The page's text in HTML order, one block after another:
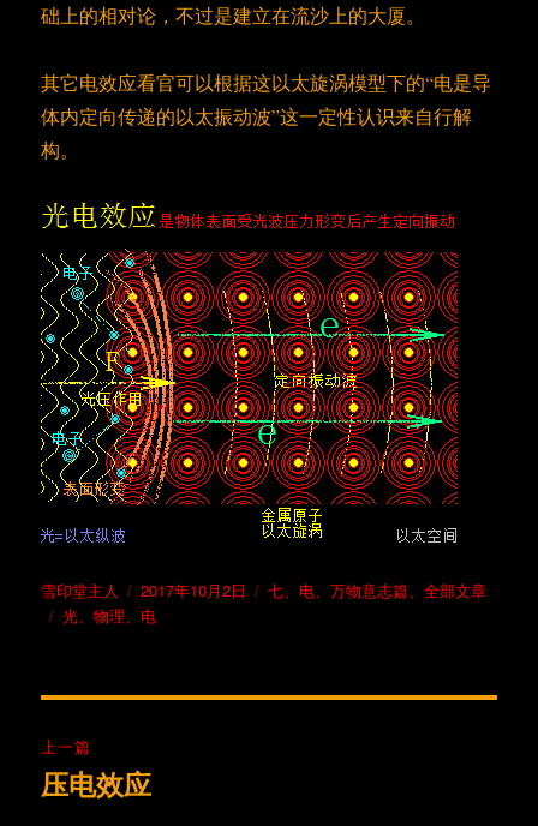
础上的相对论，不过是建立在流沙上的大厦。
其它电效应看官可以根据这以太旋涡模型下的“电是导
体内定向传递的以太振动波”这一定性认识来自行解
构。
作
者
雪印堂主人
发
布
2017年10月2日
分
七、电 、万物意志篇 、全部文章
标
光 、物理 电
章
上一篇
上
压电效应